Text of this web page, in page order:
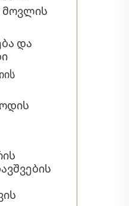
მოვლის
და